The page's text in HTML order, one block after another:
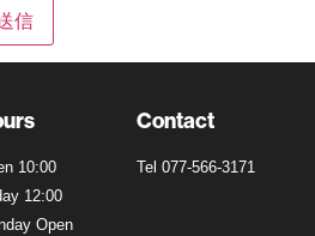
10:00
12:00
Open
Contact
Tel 077-566-3171